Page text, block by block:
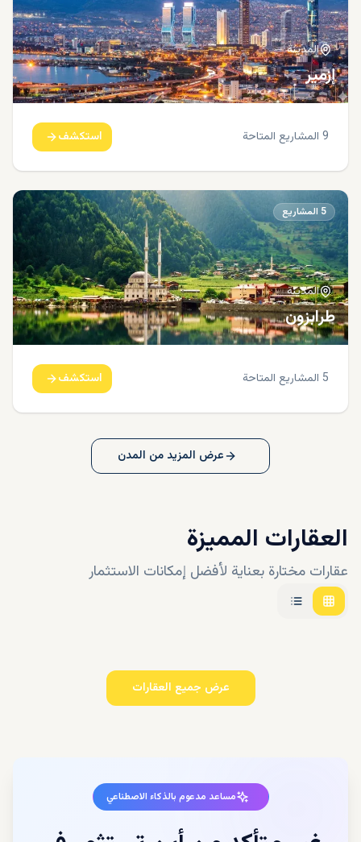
المدينة
إزمير
9 المشاريع المتاحة استكشف
5 المشاريع
المدينة
طرابزون
5 المشاريع المتاحة استكشف
عرض المزيد من المدن
العقارات المميزة
عقارات مختارة بعناية لأفضل إمكانات الاستثمار
عرض جميع العقارات
مساعد مدعوم بالذكاء الاصطناعي